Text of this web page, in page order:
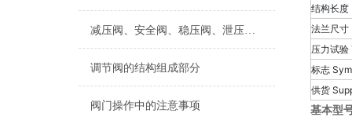
减压阀、安全阀、稳压阀、泄压阀区别
调节阀的结构组成部分
阀门操作中的注意事项
结构长
法兰尺寸
压力试验
标志
供货
基本型